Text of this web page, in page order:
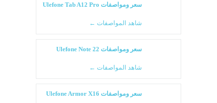
سعر ومواصفات Ulefone Tab A12 Pro
شاهد المواصفات ←
سعر ومواصفات Ulefone Note 22
شاهد المواصفات ←
سعر ومواصفات Ulefone Armor X16